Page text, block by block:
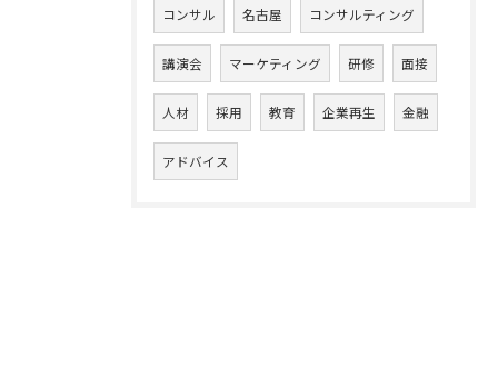
コンサル 名古屋 コンサルティング
講演会 マーケティング 研修 面接
人材 採用 教育 企業再生 金融
アドバイス